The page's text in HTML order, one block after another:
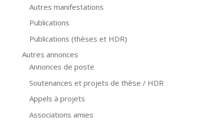
Autres manifestations
Publications
Publications (thèses et HDR)
Autres annonces
Annonces de poste
Soutenances et projets de thèse / HDR
Appels à projets
Associations amies